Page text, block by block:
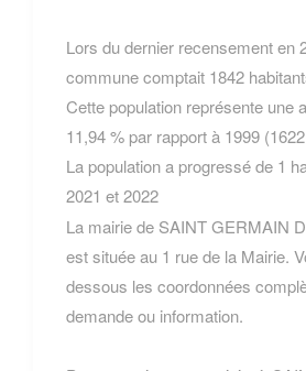
Lors du dernier recensement en
commune comptait 1842
Cette population représente une
11,94 % par rapport à 1999
La population a progressé de 1
2021 et 2022
La mairie de SAINT GERMAIN
est située au 1 rue de la Mairie.
dessous les coordonnées
demande ou information.